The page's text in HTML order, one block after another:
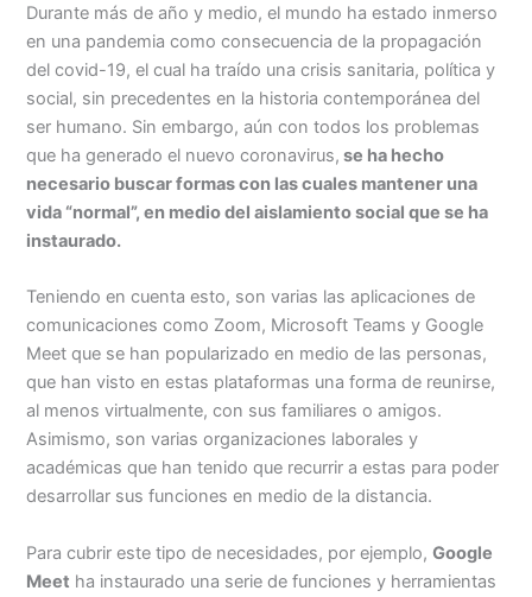
Durante más de año y medio, el mundo ha estado inmerso
en una pandemia como consecuencia de la propagación
del covid-19, el cual ha traído una crisis sanitaria, política y
social, sin precedentes en la historia contemporánea del
ser humano. Sin embargo, aún con todos los problemas
que ha generado el nuevo coronavirus, se ha hecho
necesario buscar formas con las cuales mantener una
vida “normal”, en medio del aislamiento social que se ha
instaurado.
Teniendo en cuenta esto, son varias las aplicaciones de
comunicaciones como Zoom, Microsoft Teams y Google
Meet que se han popularizado en medio de las personas,
que han visto en estas plataformas una forma de reunirse,
al menos virtualmente, con sus familiares o amigos.
Asimismo, son varias organizaciones laborales y
académicas que han tenido que recurrir a estas para poder
desarrollar sus funciones en medio de la distancia.
Para cubrir este tipo de necesidades, por ejemplo,Google
Meet ha instaurado una serie de funciones y herramientas